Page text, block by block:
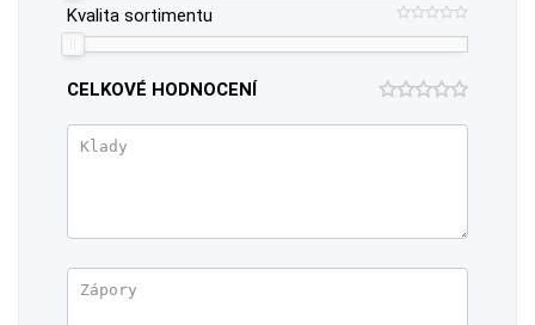
Kvalita sortimentu
CELKOVÉ HODNOCENÍ